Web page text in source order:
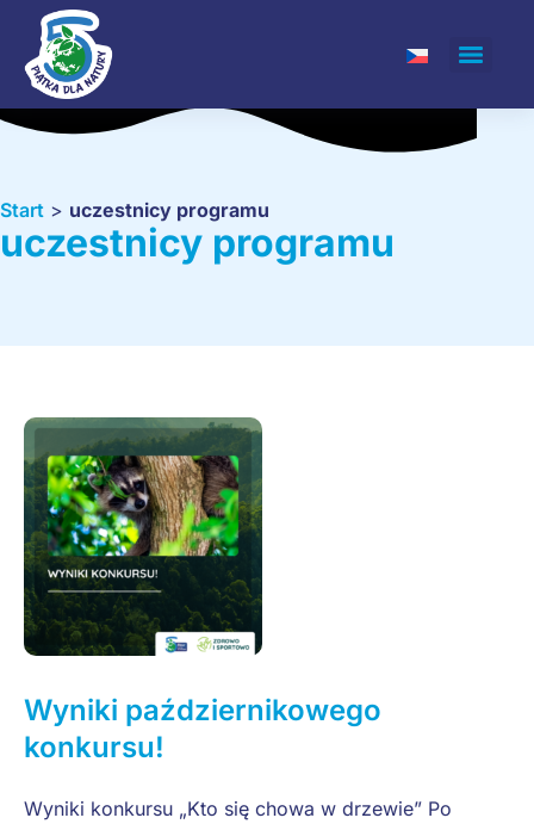
Start > uczestnicy programu
uczestnicy programu
Wyniki październikowego
konkursu!
Wyniki konkursu „Kto się chowa w drzewie” Po